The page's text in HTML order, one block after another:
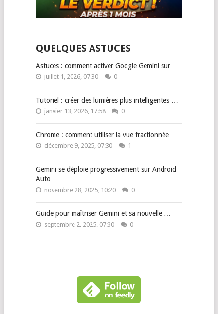
QUELQUES ASTUCES
Astuces : comment activer Google Gemini sur …
juillet 1, 2026, 07:30 0
Tutoriel : créer des lumières plus intelligentes …
janvier 13, 2026, 17:58 0
Chrome : comment utiliser la vue fractionnée …
décembre 9, 2025, 07:30 1
Gemini se déploie progressivement sur Android
Auto …
novembre 28, 2025, 10:20 0
Guide pour maîtriser Gemini et sa nouvelle …
septembre 2, 2025, 07:30 0